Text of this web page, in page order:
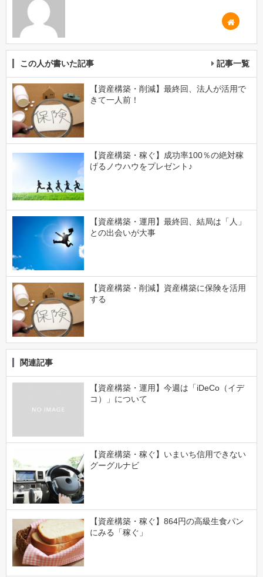
この人が書いた記事 記事一覧
【資産構築・削減】最終回、法人が活用で
きて一人前！
【資産構築・稼ぐ】成功率100％の絶対稼
げるノウハウをプレゼント♪
【資産構築・運用】最終回、結局は「人」
との出会いが大事
【資産構築・削減】資産構築に保険を活用
する
関連記事
【資産構築・運用】今週は「iDeCo（イデ
コ）」について
【資産構築・稼ぐ】いまいち信用できない
グーグルナビ
【資産構築・稼ぐ】864円の高級生食パン
にみる「稼ぐ」